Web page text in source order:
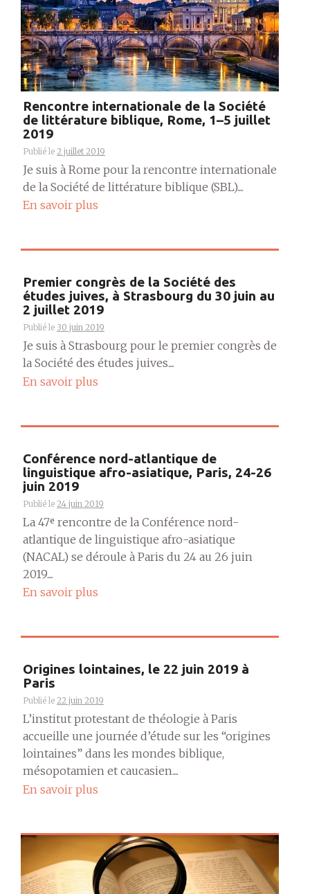
Rencontre internationale de la Société
de littérature biblique, Rome, 1–5 juillet
2019
Publié le 2 juillet 2019
Je suis à Rome pour la rencontre internationale
de la Société de littérature biblique (SBL)....
En savoir plus
Premier congrès de la Société des
études juives, à Strasbourg du 30 juin au
2 juillet 2019
Publié le 30 juin 2019
Je suis à Strasbourg pour le premier congrès de
la Société des études juives....
En savoir plus
Conférence nord-atlantique de
linguistique afro-asiatique, Paris, 24-26
juin 2019
Publié le 24 juin 2019
La 47ᵉ rencontre de la Conférence nord-
atlantique de linguistique afro-asiatique
(NACAL) se déroule à Paris du 24 au 26 juin
2019....
En savoir plus
Origines lointaines, le 22 juin 2019 à
Paris
Publié le 22 juin 2019
L’institut protestant de théologie à Paris
accueille une journée d’étude sur les “origines
lointaines” dans les mondes biblique,
mésopotamien et caucasien....
En savoir plus